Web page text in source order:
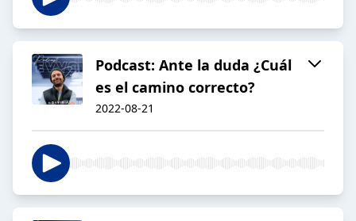
Podcast: Ante la duda ¿Cuál
es el camino correcto?
2022-08-21